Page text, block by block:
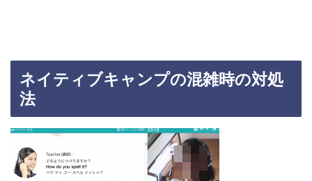
ネイティブキャンプの混雑時の対処
法